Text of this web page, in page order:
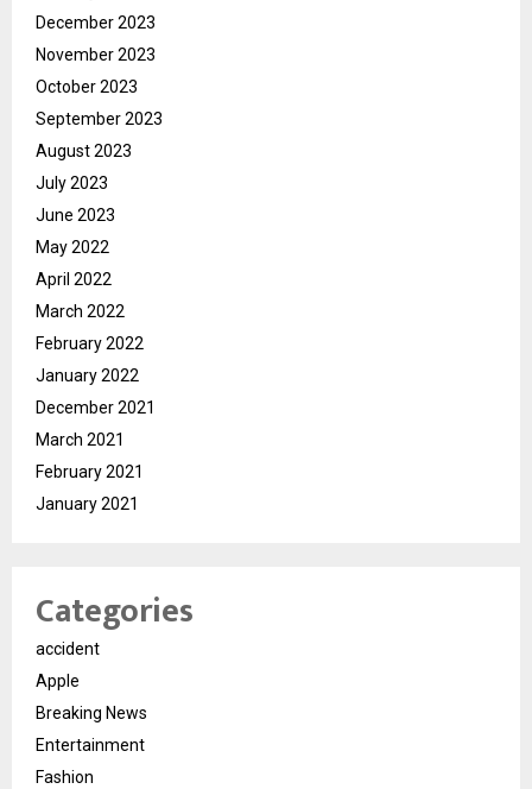
December 2023
November 2023
October 2023
September 2023
August 2023
July 2023
June 2023
May 2022
April 2022
March 2022
February 2022
January 2022
December 2021
March 2021
February 2021
January 2021
Categories
accident
Apple
Breaking News
Entertainment
Fashion